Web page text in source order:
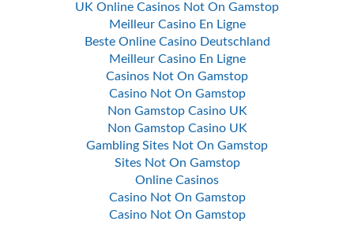
UK Online Casinos Not On Gamstop
Meilleur Casino En Ligne
Beste Online Casino Deutschland
Meilleur Casino En Ligne
Casinos Not On Gamstop
Casino Not On Gamstop
Non Gamstop Casino UK
Non Gamstop Casino UK
Gambling Sites Not On Gamstop
Sites Not On Gamstop
Online Casinos
Casino Not On Gamstop
Casino Not On Gamstop